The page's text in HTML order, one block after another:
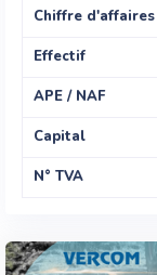
Chiffre d'affaires
Effectif
APE / NAF
Capital
N° TVA